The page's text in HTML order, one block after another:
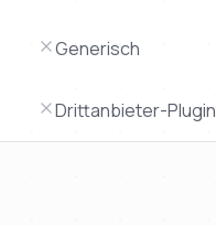
Generisch
Drittanbieter-Plugin